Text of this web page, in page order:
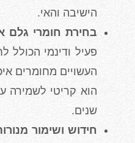
הישיבה והאי.
בחירת חומרי גלם
פעיל ודינמי הכולל
העשויים מחומרים
הוא קריטי לשמירה
שנים.
חידוש ושימור